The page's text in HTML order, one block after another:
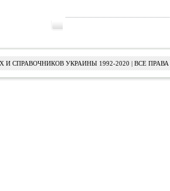
СПРАВОЧНИКОВ УКРАИНЫ 1992-2020 | ВСЕ